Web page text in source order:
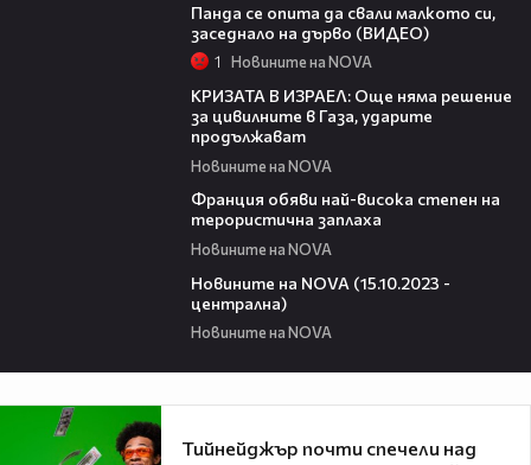
Панда се опита да свали малкото си,
заседнало на дърво (ВИДЕО)
1 Новините на NOVA
КРИЗАТА В ИЗРАЕЛ: Още няма решение
за цивилните в Газа, ударите
продължават
Новините на NOVA
Франция обяви най-висока степен на
терористична заплаха
Новините на NOVA
Новините на NOVA (15.10.2023 -
централна)
Новините на NOVA
Тийнейджър почти спечели над